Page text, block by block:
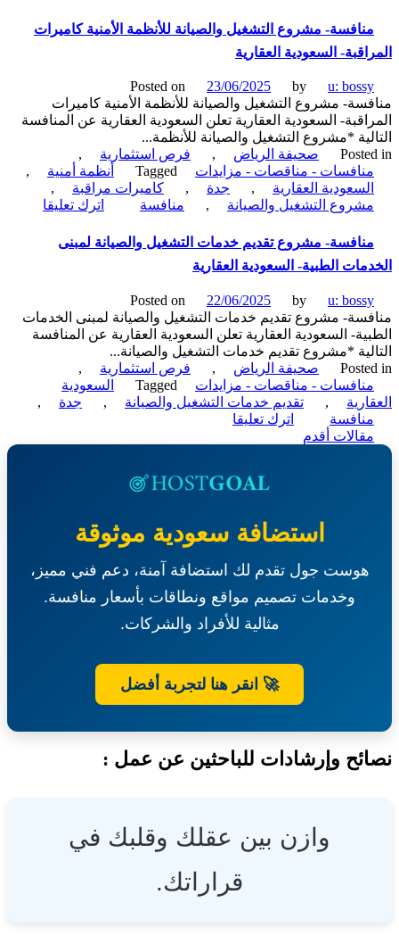
عامة-
ترميم
ملعب
كرة
قدم
قائم-
بلدية
محافظة
الزلفي
مشروع التشغيل والصيانة للأنظمة الأمنية كاميرات
السعودية العقارية
Posted on 23/06/2025 by
u:
مشروع التشغيل والصيانة للأنظمة الأمنية كاميرات
السعودية العقارية تعلن السعودية العقارية عن المنافسة
*مشروع التشغيل والصيانة للأنظمة...
صحيفة الرياض , فرص استثمارية
,
- مناقصات - مزايدات
Tagged أنظمة أمنية
,
العقارية
, جدة , كاميرات مراقبة
,
التشغيل والصيانة
, منافسة اترك تعليقاon
مشروع
التشغيل
كاميرات
المراقبة-
مشروع تقديم خدمات التشغيل والصيانة لمبنى
الطبية- السعودية العقارية
Posted on 22/06/2025 by
u:
مشروع تقديم خدمات التشغيل والصيانة لمبنى الخدمات
السعودية العقارية تعلن السعودية العقارية عن المنافسة
*مشروع تقديم خدمات التشغيل والصيانة...
صحيفة الرياض , فرص استثمارية
,
- مناقصات - مزايدات
Tagged
السعودية
, تقديم خدمات التشغيل والصيانة , جدة
,
اترك تعليقاon
خدمات
لمبنى
الطبية-
السعودية
العقارية
أقدم
استضافة سعودية موثوقة
هوست جول تقدم لك استضافة آمنة، دعم فني مميز،
وخدمات تصميم مواقع ونطاقات بأسعار منافسة.
مثالية للأفراد والشركات.
🚀 انقر هنا لتجربة أفضل
وإرشادات للباحثين عن عمل :
وازن بين عقلك وقلبك في
قراراتك.